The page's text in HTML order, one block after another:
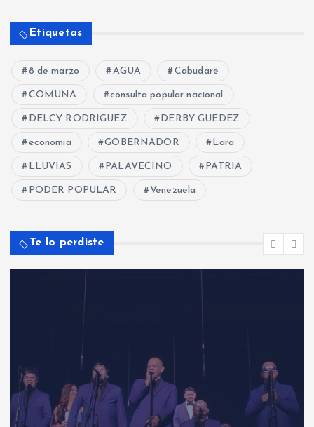
Etiquetas
8 de marzo AGUA Cabudare
COMUNA consulta popular nacional
DELCY RODRIGUEZ DERBY GUEDEZ
economia GOBERNADOR Lara
LLUVIAS PALAVECINO PATRIA
PODER POPULAR Venezuela
Te lo perdiste